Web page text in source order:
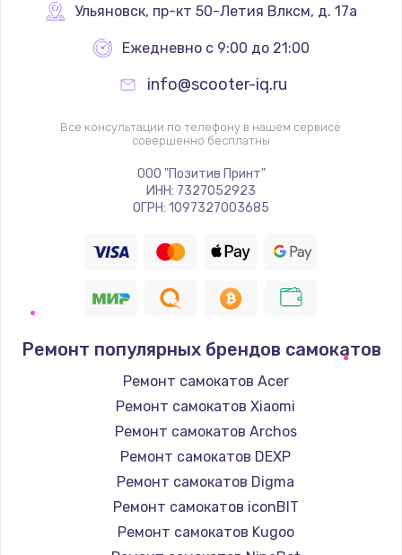
Ульяновск, пр-кт 50-Летия Влксм, д. 17а
Ежедневно с 9:00 до 21:00
info@scooter-iq.ru
Все консультации по телефону в нашем сервисе
совершенно бесплатны
ООО "Позитив Принт"
ИНН: 7327052923
ОГРН: 1097327003685
Ремонт популярных брендов самокатов
Ремонт самокатов Acer
Ремонт самокатов Xiaomi
Ремонт самокатов Archos
Ремонт самокатов DEXP
Ремонт самокатов Digma
Ремонт самокатов iconBIT
Ремонт самокатов Kugoo